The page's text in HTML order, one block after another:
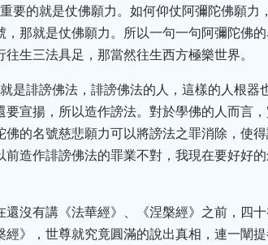
要的就是仗佛願力。如何仰仗阿彌陀佛願
，那就是仗佛願力。所以一句一句阿彌陀佛
生三法具足，那當然往生西方極樂世界。
是誹謗佛法，誹謗佛法的人，這樣的人根
宣揚，所以造作謗法。對於學佛的人而言
的名號慈悲願力可以將謗法之罪消除，使
造作誹謗佛法的罪業不對，我現在要好好
沒有講《法華經》、《涅槃經》之前，四
》，世尊就究竟圓滿的說出真相，連一闡